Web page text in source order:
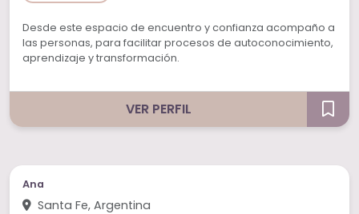
Desde este espacio de encuentro y confianza acompaño a
las personas, para facilitar procesos de autoconocimiento,
aprendizaje y transformación.
VER PERFIL
Ana
Santa Fe, Argentina